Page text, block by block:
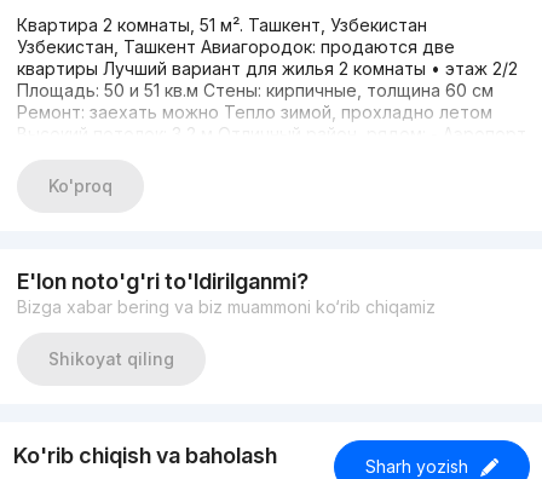
Квартира 2 комнаты, 51 м². Ташкент, Узбекистан
Узбекистан, Ташкент Авиагородок: продаются две
квартиры Лучший вариант для жилья 2 комнаты • этаж 2/2
Площадь: 50 и 51 кв.м Стены: кирпичные, толщина 60 см
Ремонт: заехать можно Тепло зимой, прохладно летом
Высокий потолок: 3,2 м Отличный район, рядом: - Аэропорт
университет - Мирабадский РОВД - Азербайджан
культурный центр и посольство Азербайджана Цена: 51000
Ko'proq
E'lon noto'g'ri to'ldirilganmi?
Bizga xabar bering va biz muammoni ko‘rib chiqamiz
Shikoyat qiling
Ko'rib chiqish va baholash Sharh yozish